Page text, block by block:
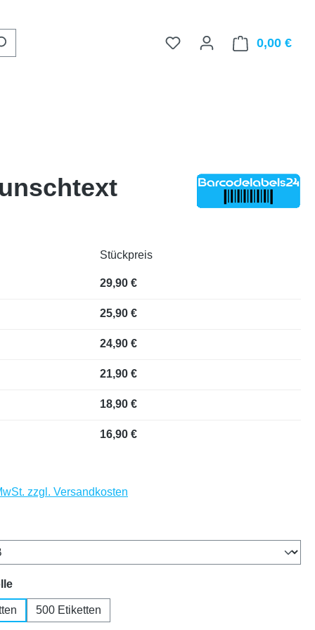
0,00 €
Stückpreis
29,90 €
25,90 €
24,90 €
21,90 €
18,90 €
16,90 €
zzgl. Versandkosten
auswählen
500 Etiketten